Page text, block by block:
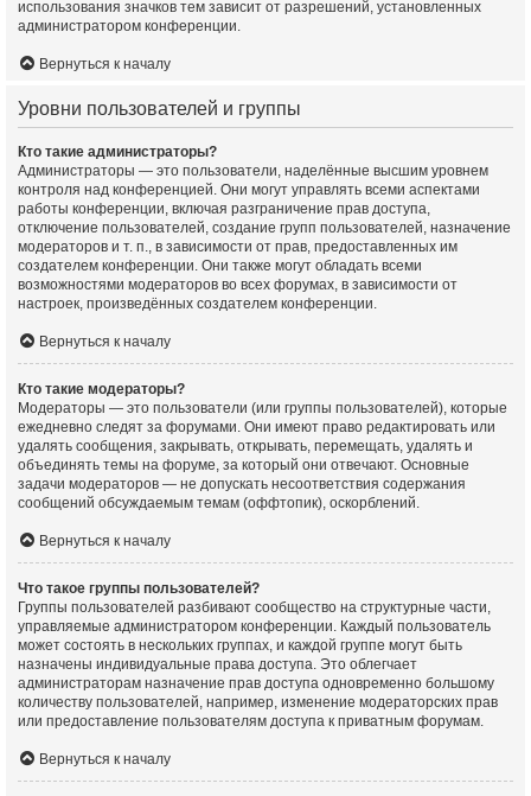
использования значков тем зависит от разрешений, установленных
администратором конференции.
Вернуться к началу
Уровни пользователей и группы
Кто такие администраторы?
Администраторы — это пользователи, наделённые высшим уровнем
контроля над конференцией. Они могут управлять всеми аспектами
работы конференции, включая разграничение прав доступа,
отключение пользователей, создание групп пользователей, назначение
модераторов и т. п., в зависимости от прав, предоставленных им
создателем конференции. Они также могут обладать всеми
возможностями модераторов во всех форумах, в зависимости от
настроек, произведённых создателем конференции.
Вернуться к началу
Кто такие модераторы?
Модераторы — это пользователи (или группы пользователей), которые
ежедневно следят за форумами. Они имеют право редактировать или
удалять сообщения, закрывать, открывать, перемещать, удалять и
объединять темы на форуме, за который они отвечают. Основные
задачи модераторов — не допускать несоответствия содержания
сообщений обсуждаемым темам (оффтопик), оскорблений.
Вернуться к началу
Что такое группы пользователей?
Группы пользователей разбивают сообщество на структурные части,
управляемые администратором конференции. Каждый пользователь
может состоять в нескольких группах, и каждой группе могут быть
назначены индивидуальные права доступа. Это облегчает
администраторам назначение прав доступа одновременно большому
количеству пользователей, например, изменение модераторских прав
или предоставление пользователям доступа к приватным форумам.
Вернуться к началу